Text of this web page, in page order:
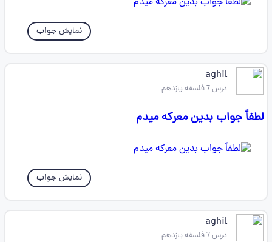
نمایش جواب
aghil
درس 7 فلسفه یازدهم
لطفاً جواب بدین معرکه میدم
نمایش جواب
aghil
درس 7 فلسفه یازدهم